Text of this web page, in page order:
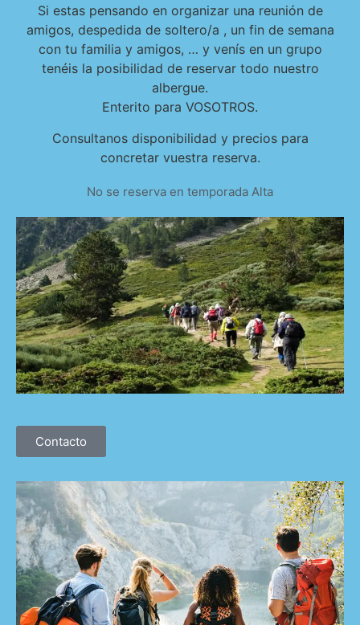
Si estas pensando en organizar una reunión de
amigos, despedida de soltero/a , un fin de semana
con tu familia y amigos, … y venís en un grupo
tenéis la posibilidad de reservar todo nuestro
albergue.
Enterito para VOSOTROS.
Consultanos disponibilidad y precios para
concretar vuestra reserva.
No se reserva en temporada Alta
Contacto